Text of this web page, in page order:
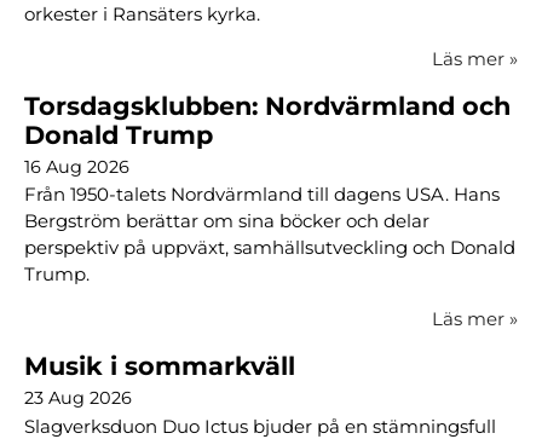
orkester i Ransäters kyrka.
Läs mer »
Torsdagsklubben: Nordvärmland och
Donald Trump
16 Aug 2026
Från 1950-talets Nordvärmland till dagens USA. Hans
Bergström berättar om sina böcker och delar
perspektiv på uppväxt, samhällsutveckling och Donald
Trump.
Läs mer »
Musik i sommarkväll
23 Aug 2026
Slagverksduon Duo Ictus bjuder på en stämningsfull